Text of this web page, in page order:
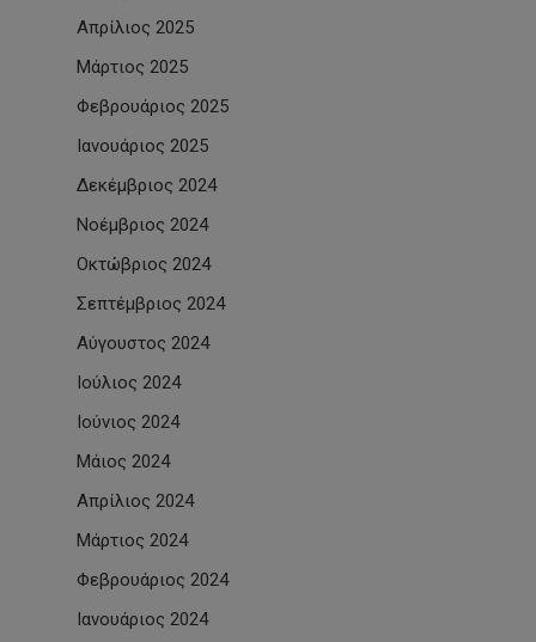
Απρίλιος 2025
Μάρτιος 2025
Φεβρουάριος 2025
Ιανουάριος 2025
Δεκέμβριος 2024
Νοέμβριος 2024
Οκτώβριος 2024
Σεπτέμβριος 2024
Αύγουστος 2024
Ιούλιος 2024
Ιούνιος 2024
Μάιος 2024
Απρίλιος 2024
Μάρτιος 2024
Φεβρουάριος 2024
Ιανουάριος 2024